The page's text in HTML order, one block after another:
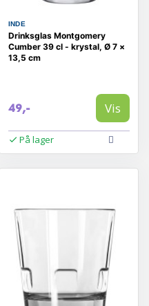
INDE
Drinksglas Montgomery
Cumber 39 cl - krystal, Ø 7 ×
13,5 cm
49,- Vis
På lager